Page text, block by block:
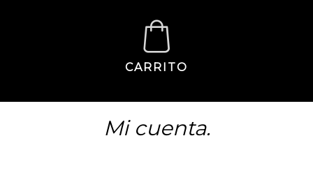
CARRITO
Mi cuenta.